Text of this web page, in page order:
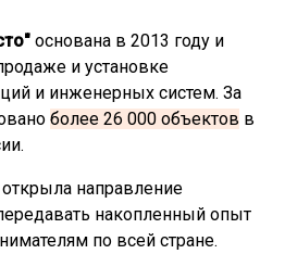
основана в 2013 году и
и установке
и инженерных систем. За
более 26 000 объектов в
направление
накопленный опыт
по всей стране.